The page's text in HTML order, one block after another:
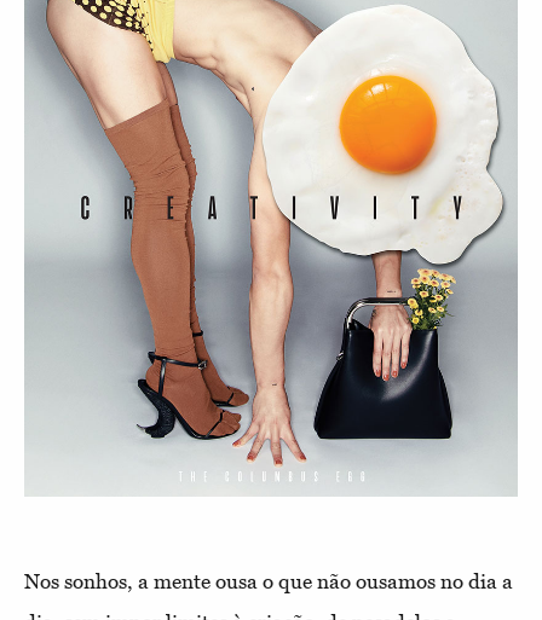
Nos sonhos, a mente ousa o que não ousamos no dia a